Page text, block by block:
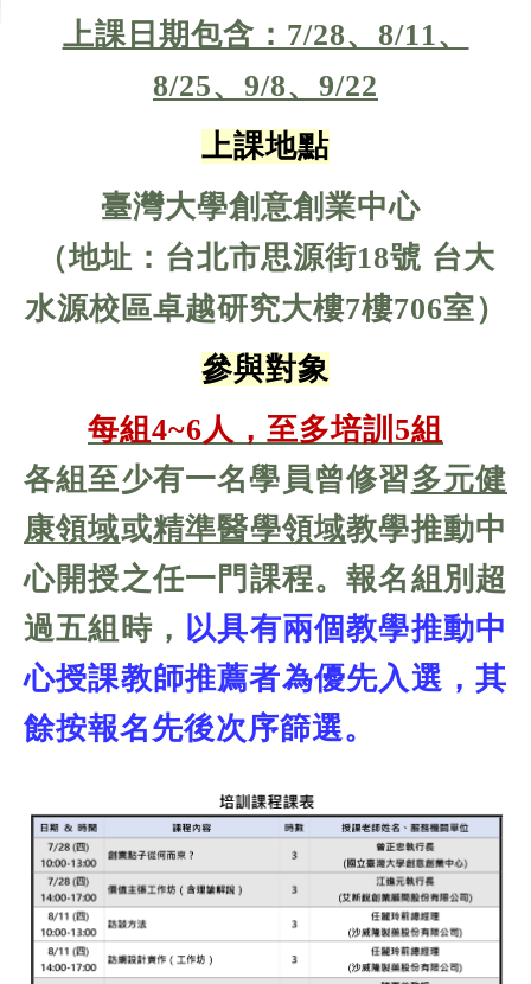
上課日期包含：7/28、8/11、
8/25、9/8、9/22
上課地點
臺灣大學創意創業中心
（地址： 台北市思源街18號 台大
水源校區卓越研究大樓7樓706室）
參與對象
每組 4~6人，至多培訓 5組
各組至少有一名學員曾修習多元健
康領域或精準醫學領域教學推動中
心開授之任一門 課程。報名組別超
過五組時， 以具有兩個教學推動中
心授課教師推薦者為優先入選，其
餘按報名先後次序篩選。